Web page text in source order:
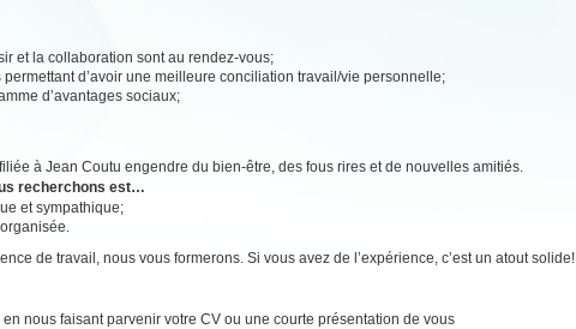
et la collaboration sont au rendez-vous;
d’avoir une meilleure conciliation travail/vie personnelle;
d’avantages sociaux;
à Jean Coutu engendre du bien-être, des fous rires et de nouvelles amitiés.
recherchons est…
et sympathique;
de travail, nous vous formerons. Si vous avez de l’expérience, c’est un atout solide!
nous faisant parvenir votre CV ou une courte présentation de vous